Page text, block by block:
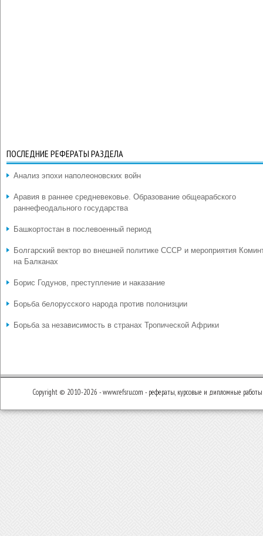
ПОСЛЕДНИЕ РЕФЕРАТЫ РАЗДЕЛА
Анализ эпохи наполеоновских войн
Аравия в раннее средневековье. Образование общеарабского
раннефеодального государства
Башкортостан в послевоенный период
Болгарский вектор во внешней политике СССР и мероприятия
на Балканах
Борис Годунов, преступление и наказание
Борьба белорусского народа против полонизции
Борьба за независимость в странах Тропической Африки
Copyright © 2010-2026 - www.refsru.com - рефераты, курсовые и дипломные работы